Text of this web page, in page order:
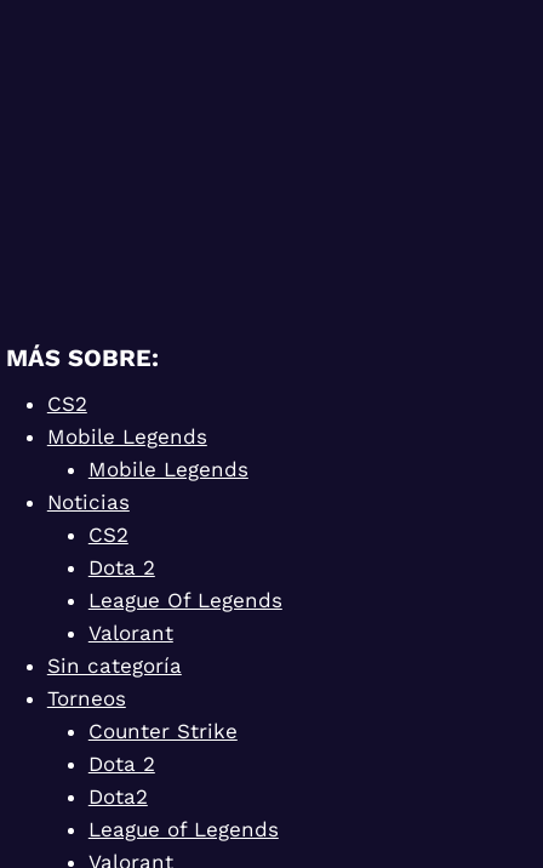
MÁS SOBRE:
CS2
Mobile Legends
Mobile Legends
Noticias
CS2
Dota 2
League Of Legends
Valorant
Sin categoría
Torneos
Counter Strike
Dota 2
Dota2
League of Legends
Valorant